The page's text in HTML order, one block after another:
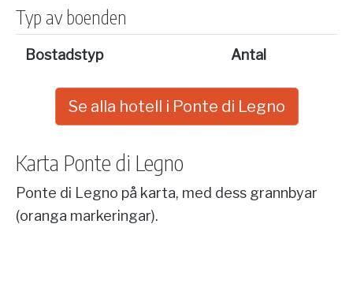
Typ av boenden
Bostadstyp Antal
Se alla hotell i Ponte di Legno
Karta Ponte di Legno
Ponte di Legno på karta, med dess grannbyar
(oranga markeringar).